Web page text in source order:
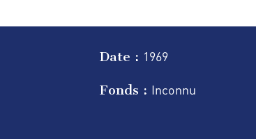
Date : 1969
Fonds : Inconnu